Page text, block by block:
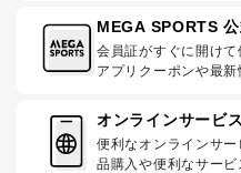
MEGA SPORTS 公
会員証がすぐに開けて
アプリクーポンや最新
オンラインサービ
便利なオンラインサ
品購入や便利なサービ